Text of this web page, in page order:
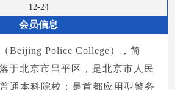
12-24
会员信息
Beijing Police College），简
于北京市昌平区，是北京市人民
通本科院校；是首都应用型警务